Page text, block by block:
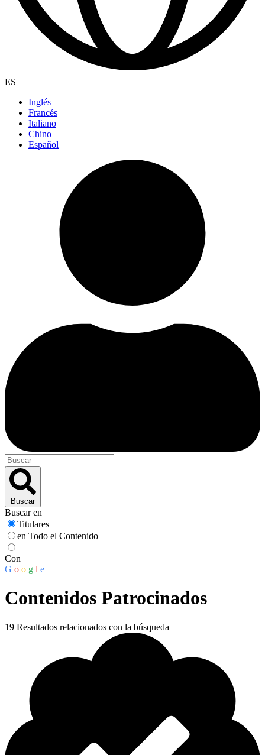
ES
Inglés
Francés
Italiano
Chino
Español
Buscar
Buscar en
Titulares
en Todo el Contenido
Con
G o o g l e
Contenidos Patrocinados
19 Resultados relacionados con la búsqueda